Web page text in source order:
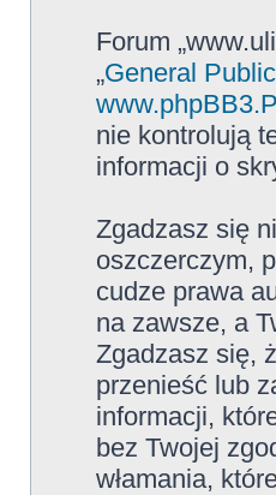
Forum
„General
nie kontrolują
informacji o
Zgadzasz się
oszczerczym,
cudze prawa
na zawsze, a
Zgadzasz się,
przenieść lub
informacji,
bez Twojej
włamania,